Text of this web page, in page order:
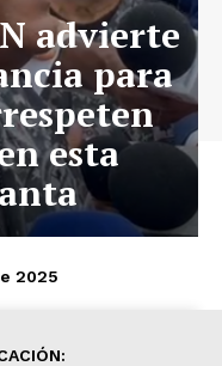
advierte
para
esta
2025